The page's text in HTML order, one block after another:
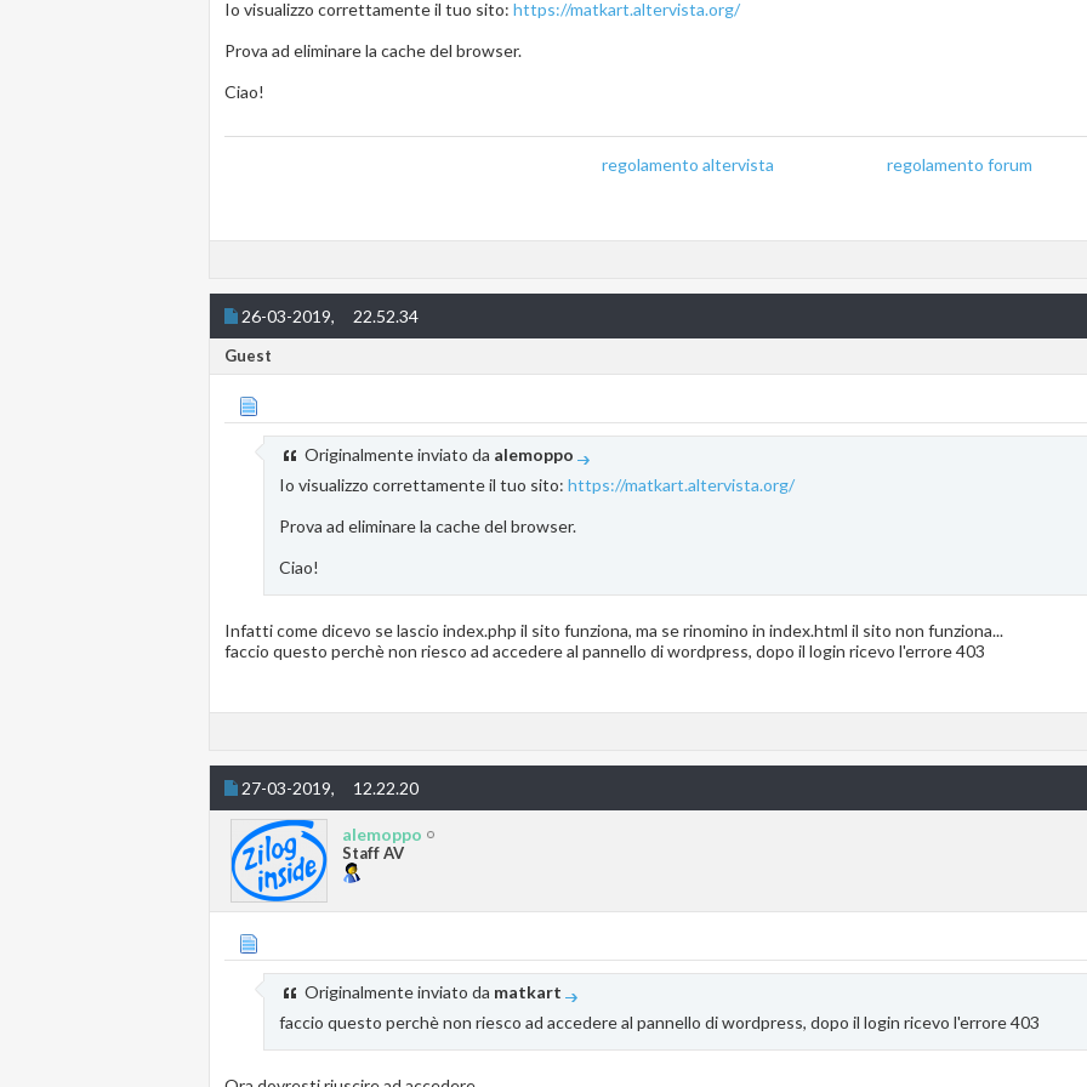
Io visualizzo correttamente il tuo sito: https://matkart.altervista.org/
Prova ad eliminare la cache del browser.
Ciao!
regolamento altervista regolamento forum
26-03-2019, 22.52.34
Guest
Originalmente inviato da alemoppo
Io visualizzo correttamente il tuo sito: https://matkart.altervista.org/
Prova ad eliminare la cache del browser.
Ciao!
Infatti come dicevo se lascio index.php il sito funziona, ma se rinomino in index.html il sito non funziona...
faccio questo perchè non riesco ad accedere al pannello di wordpress, dopo il login ricevo l'errore 403
27-03-2019, 12.22.20
alemoppo
Staff AV
Originalmente inviato da matkart
faccio questo perchè non riesco ad accedere al pannello di wordpress, dopo il login ricevo l'errore 403